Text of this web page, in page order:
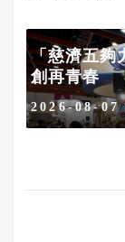
「慈濟五夠力
創再青春
2026-08-07